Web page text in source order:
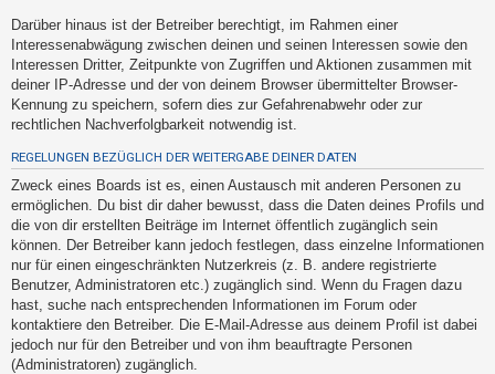
A
k
t
i
v
e
T
h
e
m
e
n
Darüber hinaus ist der Betreiber berechtigt, im Rahmen einer
Interessenabwägung zwischen deinen und seinen Interessen sowie den
Interessen Dritter, Zeitpunkte von Zugriffen und Aktionen zusammen mit
deiner IP-Adresse und der von deinem Browser übermittelter Browser-
Kennung zu speichern, sofern dies zur Gefahrenabwehr oder zur
rechtlichen Nachverfolgbarkeit notwendig ist.
REGELUNGEN BEZÜGLICH DER WEITERGABE DEINER DATEN
Zweck eines Boards ist es, einen Austausch mit anderen Personen zu
ermöglichen. Du bist dir daher bewusst, dass die Daten deines Profils und
die von dir erstellten Beiträge im Internet öffentlich zugänglich sein
können. Der Betreiber kann jedoch festlegen, dass einzelne Informationen
nur für einen eingeschränkten Nutzerkreis (z. B. andere registrierte
Benutzer, Administratoren etc.) zugänglich sind. Wenn du Fragen dazu
hast, suche nach entsprechenden Informationen im Forum oder
kontaktiere den Betreiber. Die E-Mail-Adresse aus deinem Profil ist dabei
jedoch nur für den Betreiber und von ihm beauftragte Personen
(Administratoren) zugänglich.